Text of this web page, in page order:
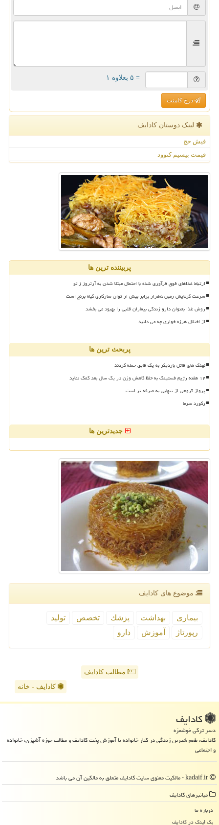
= ۵ بعلاوه ۱
درج کامنت
لینک دوستان كادایف
فیش حج
قیمت بیسیم کنوود
پربیننده ترین ها
ارتباط غذاهای فوق فرآوری شده با احتمال مبتلا شدن به آرتروز زانو
سرعت گرمایش زمین ۵هزار برابر بیش از توان سازگاری گیاه برنج است
روش غذا بعنوان دارو زندگی بیماران قلبی را بهبود می بخشد
از اختلال هرزه خواری چه می دانید
پربحث ترین ها
نهنگ های قاتل باردیگر به یک قایق حمله کردند
۱۲ هفته رژیم فستینگ به حفظ کاهش وزن در یک سال بعد کمک نماید
پرواز گروهی از تنهایی به صرفه تر است
رکورد سرما
جدیدترین ها
موضوع های كادایف
بیماری بهداشت پزشك تخصص
تولید
رپورتاژ
آموزش دارو
مطالب کادایف
کادایف - خانه
كادایف
دسر ترکی خوشمزه
کادایف، طعم شیرین زندگی در کنار خانواده با آموزش پخت کادایف و مطالب حوزه آشپزی، خانواده
و اجتماعی
میانبرهای كادایف
درباره ما
بک لینک در كادایف